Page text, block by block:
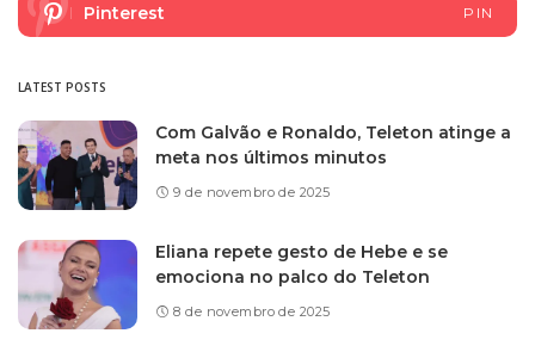
Pinterest PIN
LATEST POSTS
Com Galvão e Ronaldo, Teleton atinge a
meta nos últimos minutos
9 de novembro de 2025
Eliana repete gesto de Hebe e se
emociona no palco do Teleton
8 de novembro de 2025